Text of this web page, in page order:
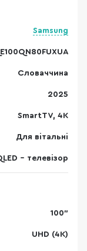
Samsung
Словаччина
2025
SmartTV, 4K
Для вітальні
- телевізор
100"
UHD (4K)